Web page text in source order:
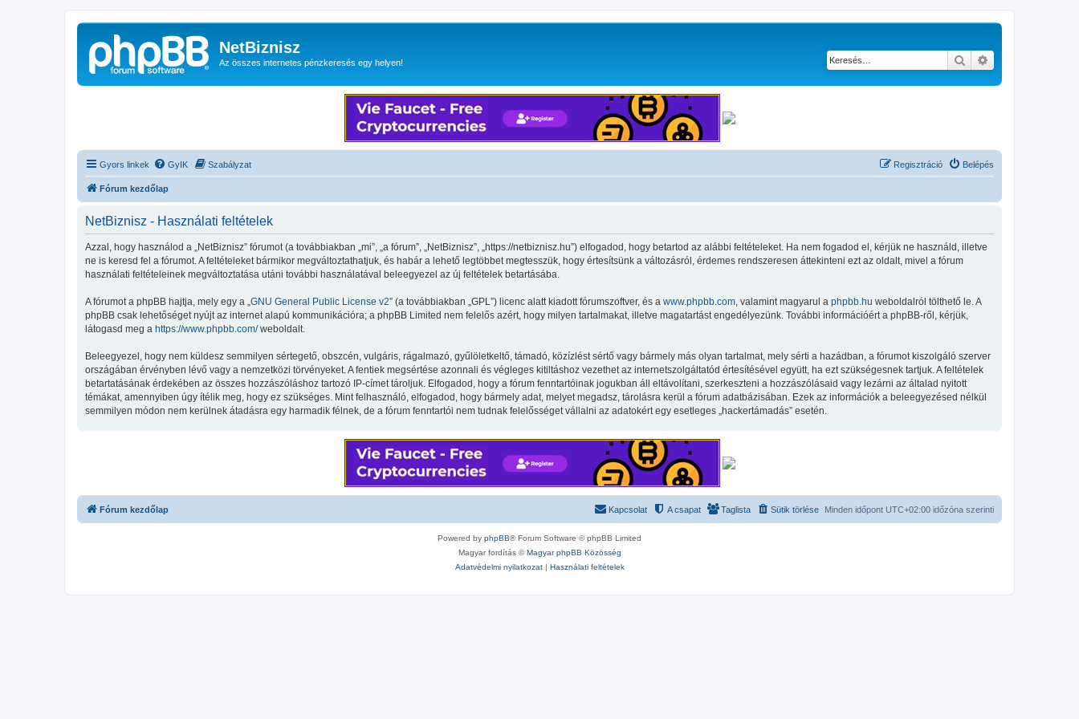
NetBiznisz
Az összes internetes pénzkeresés egy helyen! Keresés
Gyors linkek GyIK Szabályzat Belépés
Regisztráció
Fórum kezdőlap
NetBiznisz - Használati feltételek
Azzal, hogy használod a „NetBiznisz” fórumot (a továbbiakban „mi”, „a fórum”, „NetBiznisz”, „https://netbiznisz.hu”) elfogadod, hogy betartod az alábbi feltételeket. Ha nem fogadod el, kérjük ne használd, illetve
ne is keresd fel a fórumot. A feltételeket bármikor megváltoztathatjuk, és habár a lehető legtöbbet megtesszük, hogy értesítsünk a változásról, érdemes rendszeresen áttekinteni ezt az oldalt, mivel a fórum
használati feltételeinek megváltoztatása utáni további használatával beleegyezel az új feltételek betartásába.
A fórumot a phpBB hajtja, mely egy a „ GNU General Public License v2” (a továbbiakban „GPL”) licenc alatt kiadott fórumszoftver, és a www.phpbb.com , valamint magyarul a phpbb.hu weboldalról tölthető le. A
phpBB csak lehetőséget nyújt az internet alapú kommunikációra; a phpBB Limited nem felelős azért, hogy milyen tartalmakat, illetve magatartást engedélyezünk. További információért a phpBB-ről, kérjük,
látogasd meg a https://www.phpbb.com/weboldalt.
Beleegyezel, hogy nem küldesz semmilyen sértegető, obszcén, vulgáris, rágalmazó, gyűlöletkeltő, támadó, közízlést sértő vagy bármely más olyan tartalmat, mely sérti a hazádban, a fórumot kiszolgáló szerver
országában érvényben lévő vagy a nemzetközi törvényeket. A fentiek megsértése azonnali és végleges kitiltáshoz vezethet az internetszolgáltatód értesítésével együtt, ha ezt szükségesnek tartjuk. A feltételek
betartatásának érdekében az összes hozzászóláshoz tartozó IP-címet tároljuk. Elfogadod, hogy a fórum fenntartóinak jogukban áll eltávolítani, szerkeszteni a hozzászólásaid vagy lezárni az általad nyitott
témákat, amennyiben úgy ítélik meg, hogy ez szükséges. Mint felhasználó, elfogadod, hogy bármely adat, melyet megadsz, tárolásra kerül a fórum adatbázisában. Ezek az információk a beleegyezésed nélkül
semmilyen módon nem kerülnek átadásra egy harmadik félnek, de a fórum fenntartói nem tudnak felelősséget vállalni az adatokért egy esetleges „hackertámadás” esetén.
Fórum kezdőlap Minden időpont UTC+02:00 időzóna szerinti
Sütik törlése
Taglista
A csapat
Kapcsolat
Powered by phpBB® Forum Software © phpBB Limited
Magyar fordítás ©Magyar phpBB Közösség
Adatvédelmi nyilatkozat| Használati feltételek